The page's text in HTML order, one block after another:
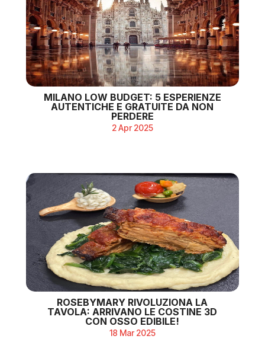
MILANO LOW BUDGET: 5 ESPERIENZE
AUTENTICHE E GRATUITE DA NON
PERDERE
2 Apr 2025
ROSEBYMARY RIVOLUZIONA LA
TAVOLA: ARRIVANO LE COSTINE 3D
CON OSSO EDIBILE!
18 Mar 2025